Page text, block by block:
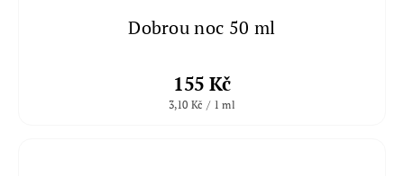
Dobrou noc 50 ml
155 Kč
3,10 Kč / 1 ml